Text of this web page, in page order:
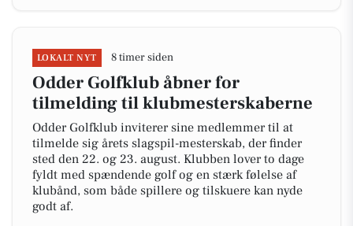
LOKALT NYT 8 timer siden
Odder Golfklub åbner for
tilmelding til klubmesterskaberne
Odder Golfklub inviterer sine medlemmer til at
tilmelde sig årets slagspil-mesterskab, der finder
sted den 22. og 23. august. Klubben lover to dage
fyldt med spændende golf og en stærk følelse af
klubånd, som både spillere og tilskuere kan nyde
godt af.